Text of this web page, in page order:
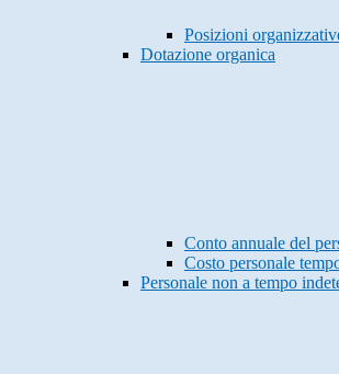
Posizioni
Dotazione organica
Conto annuale del
Costo personale
Personale non a tempo